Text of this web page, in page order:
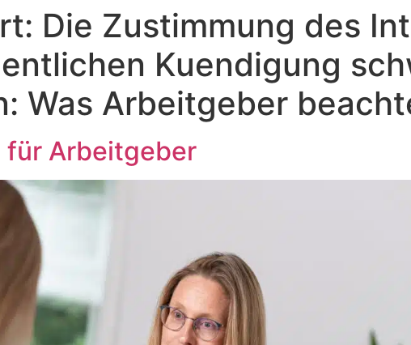
Die Zustimmung des
Kuendigung
Was Arbeitgeber
Arbeitgeber